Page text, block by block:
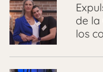
de la
los